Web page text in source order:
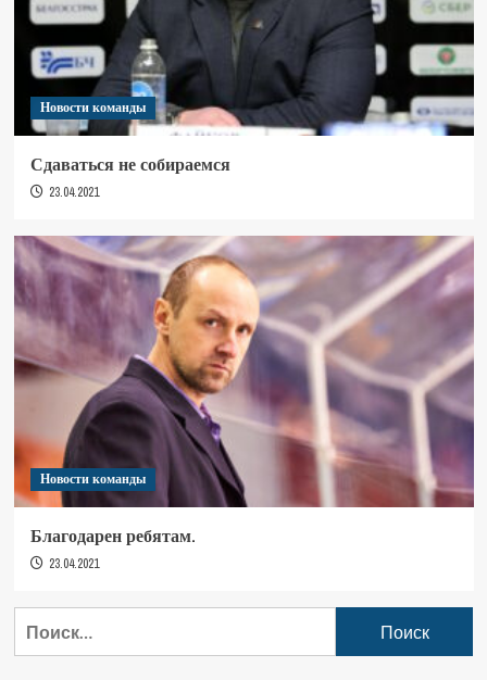
Новости команды
Сдаваться не собираемся
23.04.2021
Новости команды
Благодарен ребятам.
23.04.2021